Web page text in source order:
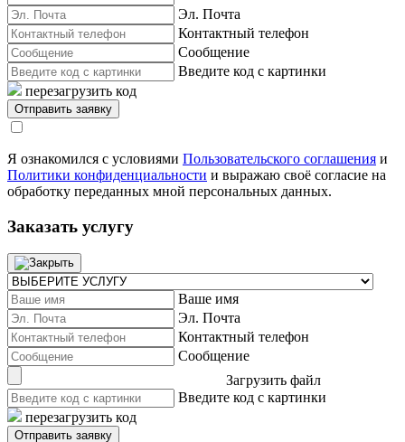
Эл. Почта
Контактный телефон
Сообщение
Введите код с картинки
перезагрузить код
Я ознакомился с условиями Пользовательского соглашения и
Политики конфиденциальности и выражаю своё согласие на
обработку переданных мной персональных данных.
Заказать услугу
Ваше имя
Эл. Почта
Контактный телефон
Сообщение
Загрузить файл
Введите код с картинки
перезагрузить код